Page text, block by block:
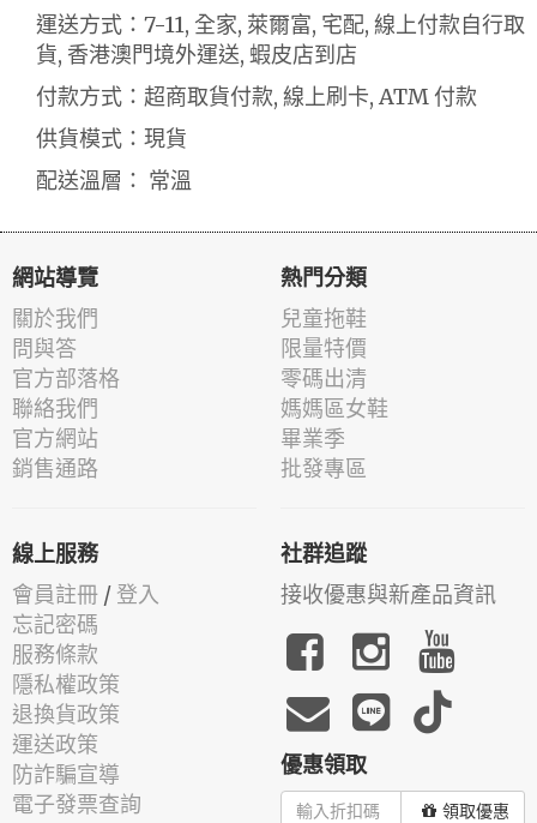
運送方式：7-11, 全家, 萊爾富, 宅配, 線上付款自行取
貨, 香港澳門境外運送, 蝦皮店到店
付款方式：超商取貨付款, 線上刷卡, ATM 付款
供貨模式：現貨
配送溫層： 常溫
網站導覽
關於我們
問與答
官方部落格
聯絡我們
官方網站
銷售通路
熱門分類
兒童拖鞋
限量特價
零碼出清
媽媽區女鞋
畢業季
批發專區
線上服務
會員註冊 / 登入
忘記密碼
服務條款
隱私權政策
退換貨政策
運送政策
防詐騙宣導
電子發票查詢
社群追蹤
接收優惠與新產品資訊
優惠領取
領取優惠